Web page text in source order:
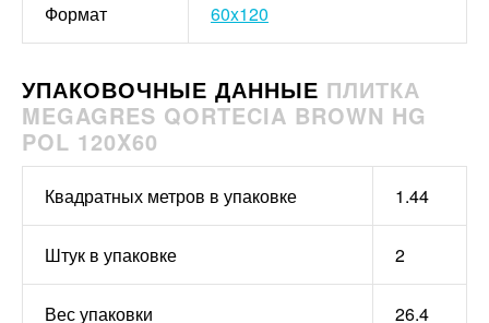
Формат 60x120
УПАКОВОЧНЫЕ ДАННЫЕ ПЛИТКА
MEGAGRES QORTECIA BROWN HG
POL 120X60
Квадратных метров в упаковке 1.44
Штук в упаковке 2
Вес упаковки 26.4